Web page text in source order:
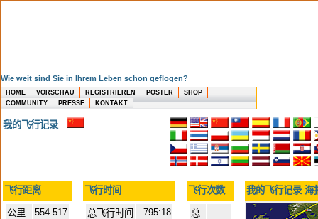
Wie weit sind Sie in Ihrem Leben schon geflogen?
HOME VORSCHAU REGISTRIEREN POSTER
SHOP
COMMUNITY
PRESSE KONTAKT
我的飞行记录
飞行距离 飞行时间 飞行次数 我的飞行记录 海
公里
554.517
总飞行时间
795:18
总